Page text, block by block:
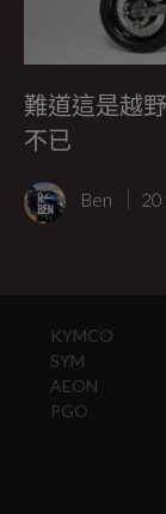
難道這是越
不已
Ben
KYMCO
SYM
AEON
PGO